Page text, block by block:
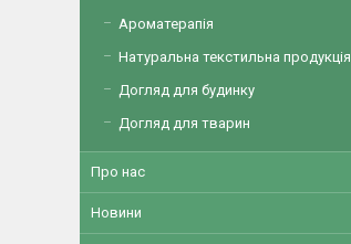
Ароматерапія
Натуральна текстильна продукція
Догляд для будинку
Догляд для тварин
Про нас
Новини